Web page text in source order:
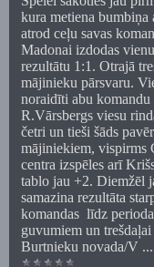
kura metiena bumbiņa
atrod ceļu savas
Madonai izdodas
rezultātu 1:1. Otrajā
mājinieku pārsvaru.
noraidīti abu
R.Vārsbergs viesu
četri un tieši šāds
mājiniekiem, vispirms
centra izspēles arī
tablo jau +2. Diemžēl
samazina rezultāta
komandas līdz
guvumiem un
Burtnieku novada/V